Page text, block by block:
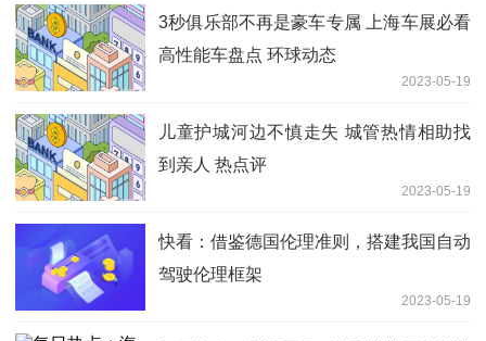
3秒俱乐部不再是豪车专属 上海车展必看
高性能车盘点 环球动态
2023-05-19
儿童护城河边不慎走失 城管热情相助找
到亲人 热点评
2023-05-19
快看：借鉴德国伦理准则，搭建我国自动
驾驶伦理框架
2023-05-19